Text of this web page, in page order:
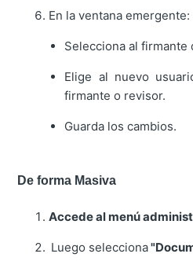
En la ventana emergente:
Selecciona al firmante
Elige al nuevo
firmante o revisor.
Guarda los cambios.
De forma Masiva
Accede al menú
Luego selecciona